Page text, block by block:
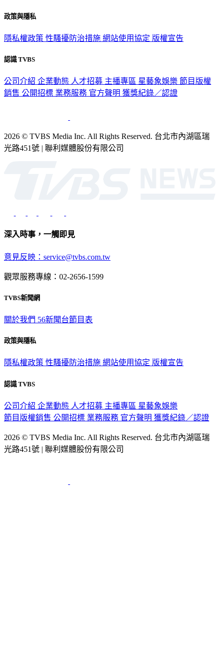
政策與隱私
隱私權政策 性騷擾防治措施 網站使用協定 版權宣告
認識 TVBS
公司介紹 企業動態 人才招募 主播專區 星藝象娛樂 節目版權
銷售 公開招標 業務服務 官方聲明 獲獎紀錄／認證
2026 © TVBS Media Inc. All Rights Reserved. 台北市內湖區瑞
光路451號 | 聯利媒體股份有限公司
深入時事，一觸即見
意見反映：service@tvbs.com.tw
觀眾服務專線：02-2656-1599
TVBS新聞網
關於我們 56新聞台節目表
政策與隱私
隱私權政策 性騷擾防治措施 網站使用協定 版權宣告
認識 TVBS
公司介紹 企業動態 人才招募 主播專區 星藝象娛樂
節目版權銷售 公開招標 業務服務 官方聲明 獲獎紀錄／認證
2026 © TVBS Media Inc. All Rights Reserved. 台北市內湖區瑞
光路451號 | 聯利媒體股份有限公司